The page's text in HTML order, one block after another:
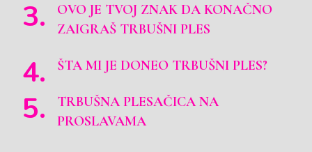
OVO JE TVOJ ZNAK DA KONAČNO
ZAIGRAŠ TRBUŠNI PLES
ŠTA MI JE DONEO TRBUŠNI PLES?
TRBUŠNA PLESAČICA NA
PROSLAVAMA